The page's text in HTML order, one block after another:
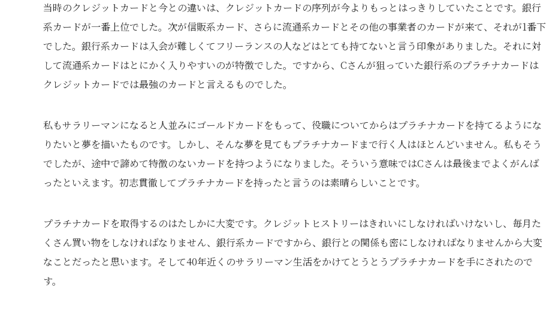
当時のクレジットカードと今との違いは、クレジットカードの序列が今よりもっとはっきりしていたことです。銀行
系カードが一番上位でした。次が信販系カード、さらに流通系カードとその他の事業者のカードが来て、それが1番下
でした。銀行系カードは入会が難しくてフリーランスの人などはとても持てないと言う印象がありました。それに対
して流通系カードはとにかく入りやすいのが特徴でした。ですから、Cさんが狙っていた銀行系のプラチナカードは
クレジットカードでは最強のカードと言えるものでした。
私もサラリーマンになると人並みにゴールドカードをもって、役職についてからはプラチナカードを持てるようにな
りたいと夢を描いたものです。しかし、そんな夢を見てもプラチナカードまで行く人はほとんどいません。私もそう
でしたが、途中で諦めて特徴のないカードを持つようになりました。そういう意味ではCさんは最後までよくがんば
ったといえます。初志貫徹してプラチナカードを持ったと言うのは素晴らしいことです。
プラチナカードを取得するのはたしかに大変です。クレジットヒストリーはきれいにしなければいけないし、毎月た
くさん買い物をしなければなりません、銀行系カードですから、銀行との関係も密にしなければなりませんから大変
なことだったと思います。そして40年近くのサラリーマン生活をかけてとうとうプラチナカードを手にされたので
す。